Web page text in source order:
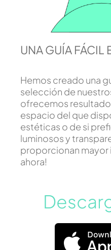
UNA GUÍA FÁCIL
Hemos creado una
selección de
ofrecemos
espacio del que
estéticas o de si
luminosos y
proporcionan mayor
ahora!